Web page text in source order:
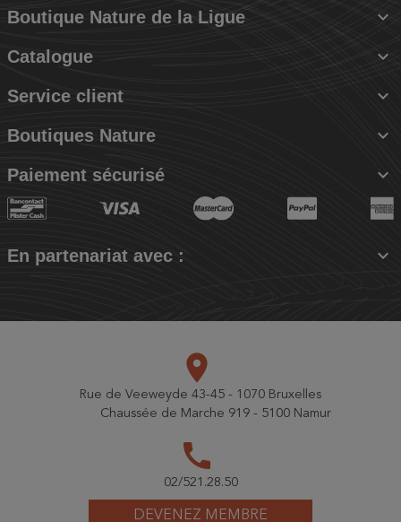
Boutique Nature de la Ligue 
Catalogue 
Service client 
Boutiques Nature 
Paiement sécurisé 
En partenariat avec : 
DEVENEZ MEMBRE
place
Rue de Veeweyde 43-45 - 1070 Bruxelles
Chaussée de Marche 919 - 5100 Namur
call
02/521.28.50